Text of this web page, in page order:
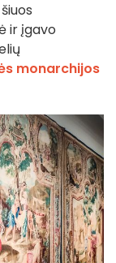
ir įgavo
monarchijos